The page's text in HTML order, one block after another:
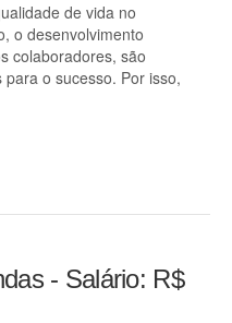
de vida no
o desenvolvimento
colaboradores, são
o sucesso. Por isso,
- Salário: R$